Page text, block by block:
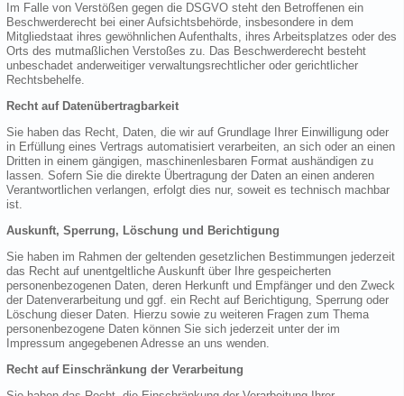
Im Falle von Verstößen gegen die DSGVO steht den Betroffenen ein
Beschwerderecht bei einer Aufsichtsbehörde, insbesondere in dem
Mitgliedstaat ihres gewöhnlichen Aufenthalts, ihres Arbeitsplatzes oder des
Orts des mutmaßlichen Verstoßes zu. Das Beschwerderecht besteht
unbeschadet anderweitiger verwaltungsrechtlicher oder gerichtlicher
Rechtsbehelfe.
Recht auf Datenübertragbarkeit
Sie haben das Recht, Daten, die wir auf Grundlage Ihrer Einwilligung oder
in Erfüllung eines Vertrags automatisiert verarbeiten, an sich oder an einen
Dritten in einem gängigen, maschinenlesbaren Format aushändigen zu
lassen. Sofern Sie die direkte Übertragung der Daten an einen anderen
Verantwortlichen verlangen, erfolgt dies nur, soweit es technisch machbar
ist.
Auskunft, Sperrung, Löschung und Berichtigung
Sie haben im Rahmen der geltenden gesetzlichen Bestimmungen jederzeit
das Recht auf unentgeltliche Auskunft über Ihre gespeicherten
personenbezogenen Daten, deren Herkunft und Empfänger und den Zweck
der Datenverarbeitung und ggf. ein Recht auf Berichtigung, Sperrung oder
Löschung dieser Daten. Hierzu sowie zu weiteren Fragen zum Thema
personenbezogene Daten können Sie sich jederzeit unter der im
Impressum angegebenen Adresse an uns wenden.
Recht auf Einschränkung der Verarbeitung